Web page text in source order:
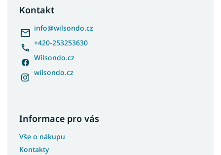
Kontakt
info@wilsondo.cz
+420-253253630
Wilsondo.cz
wilsondo.cz
Informace pro vás
Vše o nákupu
Kontakty